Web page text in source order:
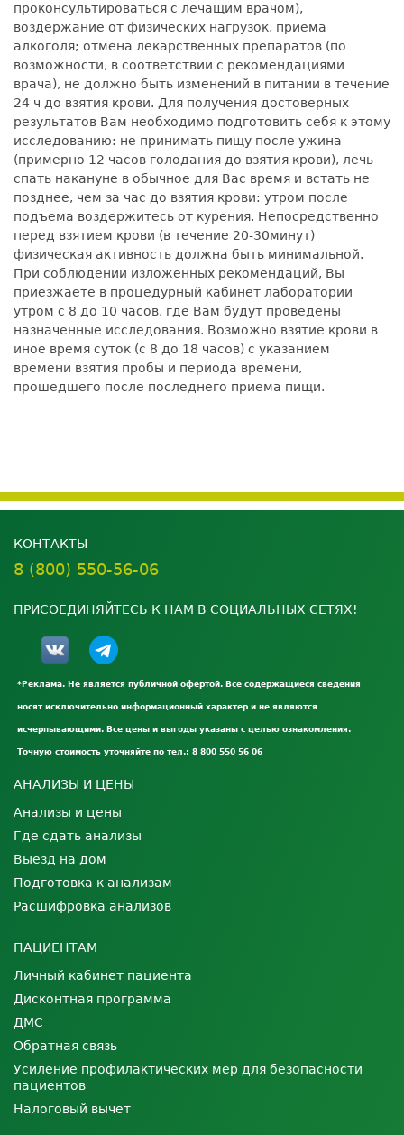
проконсультироваться с лечащим врачом),
воздержание от физических нагрузок, приема
алкоголя; отмена лекарственных препаратов (по
возможности, в соответствии с рекомендациями
врача), не должно быть изменений в питании в течение
24 ч до взятия крови. Для получения достоверных
результатов Вам необходимо подготовить себя к этому
исследованию: не принимать пищу после ужина
(примерно 12 часов голодания до взятия крови), лечь
спать накануне в обычное для Вас время и встать не
позднее, чем за час до взятия крови: утром после
подъема воздержитесь от курения. Непосредственно
перед взятием крови (в течение 20-30минут)
физическая активность должна быть минимальной.
При соблюдении изложенных рекомендаций, Вы
приезжаете в процедурный кабинет лаборатории
утром с 8 до 10 часов, где Вам будут проведены
назначенные исследования. Возможно взятие крови в
иное время суток (с 8 до 18 часов) с указанием
времени взятия пробы и периода времени,
прошедшего после последнего приема пищи.
КОНТАКТЫ
8 (800) 550-56-06
ПРИСОЕДИНЯЙТЕСЬ К НАМ В СОЦИАЛЬНЫХ СЕТЯХ!
*Реклама. Не является публичной офертой. Все содержащиеся сведения
носят исключительно информационный характер и не являются
исчерпывающими. Все цены и выгоды указаны с целью ознакомления.
Точную стоимость уточняйте по тел.: 8 800 550 56 06
АНАЛИЗЫ И ЦЕНЫ
Анализы и цены
Где сдать анализы
Выезд на дом
Подготовка к анализам
Расшифровка анализов
ПАЦИЕНТАМ
Личный кабинет пациента
Дисконтная программа
ДМС
Обратная связь
Усиление профилактических мер для безопасности
пациентов
Налоговый вычет